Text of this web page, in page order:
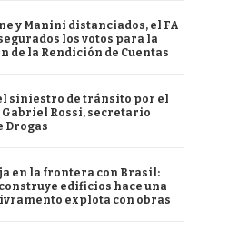
y Manini distanciados, el FA
los votos para la
de la Rendición de Cuentas
siniestro de tránsito por el
Gabriel Rossi, secretario
Drogas
en la frontera con Brasil:
edificios hace una
explota con obras